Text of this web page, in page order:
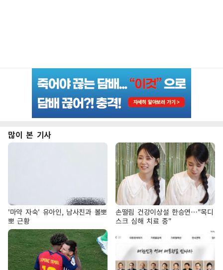
많이 본 기사
'마약 자숙' 유아인, 남사친과 볼뽀
뽀 근황
손떨림 건강이상설 한승연…"목디
스크 심해 치료 중"